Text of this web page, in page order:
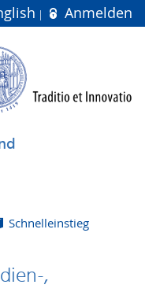
Anmelden
Schnelleinstieg
,